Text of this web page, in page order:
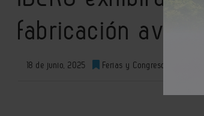
fabricación
18 de junio, 2025 Ferias y Congresos